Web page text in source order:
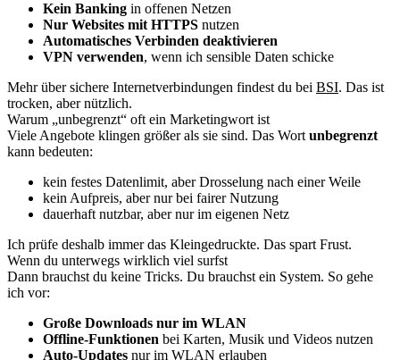
Kein Banking in offenen Netzen
Nur Websites mit HTTPS nutzen
Automatisches Verbinden deaktivieren
VPN verwenden, wenn ich sensible Daten schicke
Mehr über sichere Internetverbindungen findest du bei BSI. Das ist
trocken, aber nützlich.
Warum „unbegrenzt“ oft ein Marketingwort ist
Viele Angebote klingen größer als sie sind. Das Wort unbegrenzt
kann bedeuten:
kein festes Datenlimit, aber Drosselung nach einer Weile
kein Aufpreis, aber nur bei fairer Nutzung
dauerhaft nutzbar, aber nur im eigenen Netz
Ich prüfe deshalb immer das Kleingedruckte. Das spart Frust.
Wenn du unterwegs wirklich viel surfst
Dann brauchst du keine Tricks. Du brauchst ein System. So gehe
ich vor:
Große Downloads nur im WLAN
Offline-Funktionen bei Karten, Musik und Videos nutzen
Auto-Updates nur im WLAN erlauben